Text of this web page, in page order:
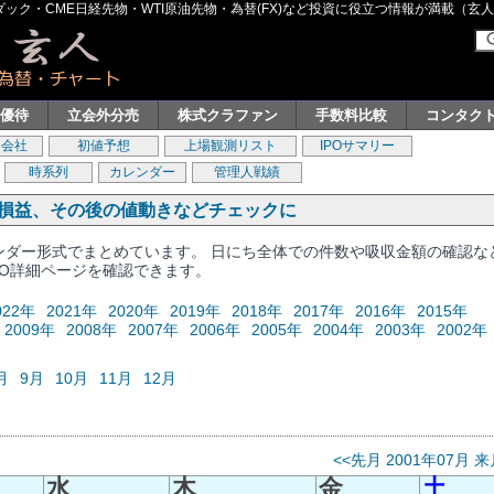
ク・CME日経先物・WTI原油先物・為替(FX)など投資に役立つ情報が満載（玄
待 立会外分売 株式クラファン 手数料比較 コンタク
社 初値予想 上場観測リスト
IPOサマリー
時系列
カレンダー 管理人戦績
益、その後の値動きなどチェックに
ー形式でまとめています。 日にち全体での件数や吸収金額の確認な
細ページを確認できます。
年 2021年 2020年 2019年 2018年 2017年 2016年
2015年
2009年
2008年 2007年 2006年 2005年 2004年 2003年 2002年
9月 10月 11月 12月
<<先月 2001年07月 来
水 木 金 土